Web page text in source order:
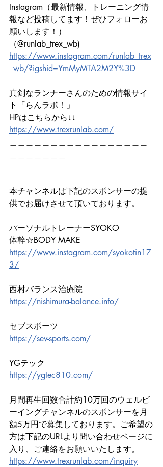
Instagram（最新情報、トレーニング情
報など投稿してます！ぜひフォローお
願いします！）
（@runlab_trex_wb)
https://www.instagram.com/runlab_trex
_wb/?igshid=YmMyMTA2M2Y%3D
真剣なランナーさんのための情報サイ
ト「らんラボ！」
HPはこちらから↓↓
https://www.trexrunlab.com/
本チャンネルは下記のスポンサーの提
供でお届けさせて頂いております。
パーソナルトレーナーSYOKO
体幹☆BODY MAKE
https://www.instagram.com/syokotin17
3/
西村バランス治療院
https://nishimura-balance.info/
セブスポーツ
https://sev-sports.com/
YGテック
https://ygtec810.com/
月間再生回数合計約10万回のウェルビ
ーイングチャンネルのスポンサーを月
額5万円で募集しております。ご希望の
方は下記のURLより問い合わせページに
入り、ご連絡をお願いいたします。
https://www.trexrunlab.com/inquiry